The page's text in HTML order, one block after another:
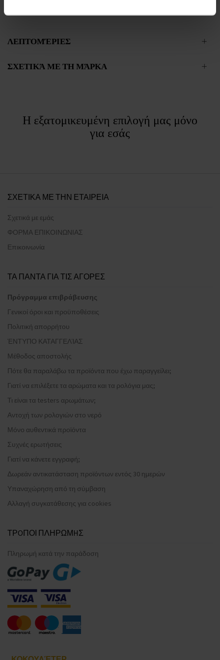
ΛΕΠΤΟΜΈΡΙΕΣ
ΣΧΕΤΙΚΆ ΜΕ ΤΗ ΜΆΡΚΑ
Η εξατομικευμένη επιλογή μας μόνο
για εσάς
ΣΧΕΤΙΚΑ ΜΕ ΤΗΝ ΕΤΑΙΡΕΙΑ
Σχετικά με εμάς
ΦΟΡΜΑ ΕΠΙΚΟΙΝΩΝΙΑΣ
Επικοινωνία
ΤΑ ΠΑΝΤΑ ΓΙΑ ΤΙΣ ΑΓΟΡΕΣ
Πρόγραμμα επιβράβευσης
Γενικοί όροι και προϋποθέσεις
Πολιτική απορρήτου
ΈΝΤΥΠΟ ΚΑΤΑΓΓΕΛΊΑΣ
Μέθοδος αποστολής
Πότε θα παραλάβω τα προϊόντα που έχω παραγγείλει;
Γιατί να επιλέξετε τα αρώματα και τα ρολόγια μας;
Τι είναι τα testers αρωμάτων;
Αντοχή των ρολογιών στο νερό
Μόνο αυθεντικά προϊόντα
Συχνές ερωτήσεις
Γιατί να κάνετε εγγραφή;
Δωρεάν αντικατάσταση προϊόντων εντός 30 ημερών
Υπαναχώρηση από τη σύμβαση
Αλλαγή συγκατάθεσης για cookies
ΤΡOΠΟΙ ΠΛΗΡΩΜHΣ
Πληρωμή κατά την παράδοση